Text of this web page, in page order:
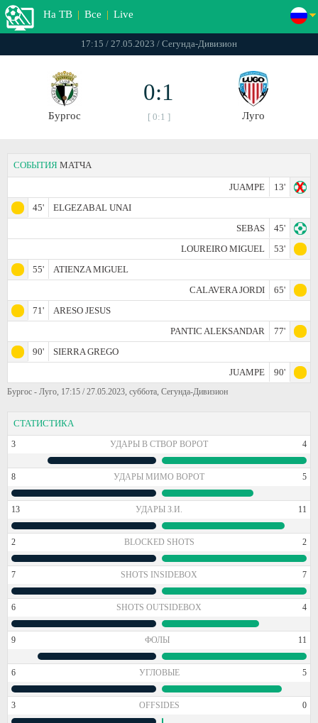
На ТВ | Все | Live
17:15 / 27.05.2023 / Сегунда-Дивизион
Бургос
0:1
[ 0:1 ] Луго
СОБЫТИЯ МАТЧА
JUAMPE
13'
45'
ELGEZABAL UNAI
SEBAS
45'
LOUREIRO MIGUEL
53'
55'
ATIENZA MIGUEL
CALAVERA JORDI
65'
71'
ARESO JESUS
PANTIC ALEKSANDAR
77'
90'
SIERRA GREGO
JUAMPE
90'
Бургос - Луго, 17:15 / 27.05.2023, суббота, Сегунда-Дивизион
СТАТИСТИКА
3 УДАРЫ В СТВОР ВОРОТ 4
8 УДАРЫ МИМО ВОРОТ 5
13 УДАРЫ З.И. 11
2 BLOCKED SHOTS 2
7 SHOTS INSIDEBOX 7
6 SHOTS OUTSIDEBOX 4
9 ФОЛЫ 11
6 УГЛОВЫЕ 5
3 OFFSIDES 0